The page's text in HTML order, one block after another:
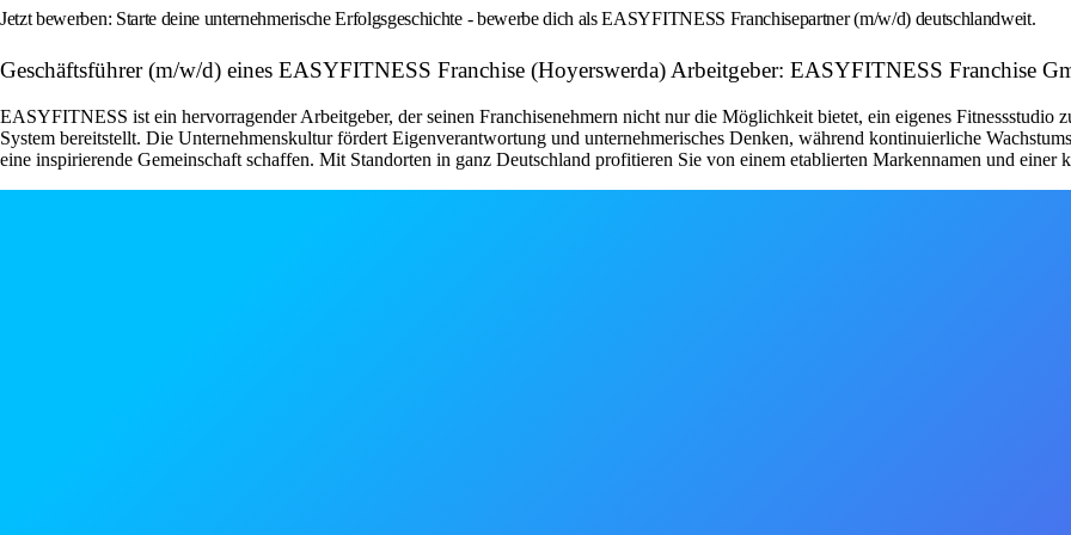
Jetzt bewerben: Starte deine unternehmerische Erfolgsgeschichte - bewerbe dich als EASYFITNESS Franchisepartner (m/w/d) deutschlandweit.
Geschäftsführer (m/w/d) eines EASYFITNESS Franchise (Hoyerswerda) Arbeitgeber: EASYFITNESS Franchise
EASYFITNESS ist ein hervorragender Arbeitgeber, der seinen Franchisenehmern nicht nur die Möglichkeit bietet, ein eigenes Fitnessstudio
System bereitstellt. Die Unternehmenskultur fördert Eigenverantwortung und unternehmerisches Denken, während kontinuierliche
eine inspirierende Gemeinschaft schaffen. Mit Standorten in ganz Deutschland profitieren Sie von einem etablierten Markennamen und